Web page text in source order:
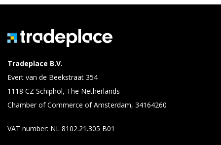
Tradeplace B.V.
Evert van de Beekstraat 354
1118 CZ Schiphol, The Netherlands
Chamber of Commerce of Amsterdam, 34164260
VAT number: NL 8102.21.305 B01